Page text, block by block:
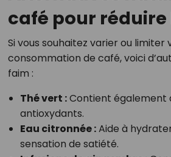
café pour réduire
Si vous souhaitez varier ou limiter
consommation de café, voici
faim :
Thé vert :Contient également
antioxydants.
Eau citronnée :Aide à
sensation de satiété.